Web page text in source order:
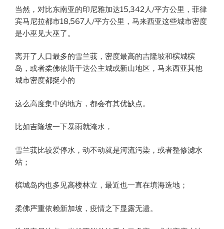
当然，对比东南亚的印尼雅加达15,342人/平方公里，菲律
宾马尼拉都市18,567人/平方公里，马来西亚这些城市密度
是小巫见大巫了。
离开了人口最多的雪兰莪，密度最高的吉隆坡和槟城槟
岛，或者柔佛依斯干达公主城或新山地区，马来西亚其他
城市密度都挺小的
这么高度集中的地方，都会有其优缺点。
比如吉隆坡一下暴雨就淹水，
雪兰莪比较爱停水，动不动就是河流污染，或者整修滤水
站；
槟城岛内也多见高楼林立，最近也一直在填海造地；
柔佛严重依赖新加坡，疫情之下显露无遗。